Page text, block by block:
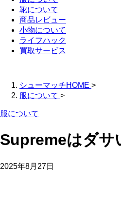
靴について
商品レビュー
小物について
ライフハック
買取サービス
シューマッチHOME >
服について >
服について
Supremeはダサ
2025年8月27日